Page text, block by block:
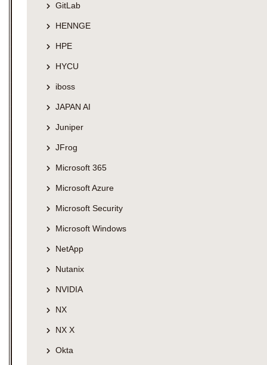
GitLab
HENNGE
HPE
HYCU
iboss
JAPAN AI
Juniper
JFrog
Microsoft 365
Microsoft Azure
Microsoft Security
Microsoft Windows
NetApp
Nutanix
NVIDIA
NX
NX X
Okta